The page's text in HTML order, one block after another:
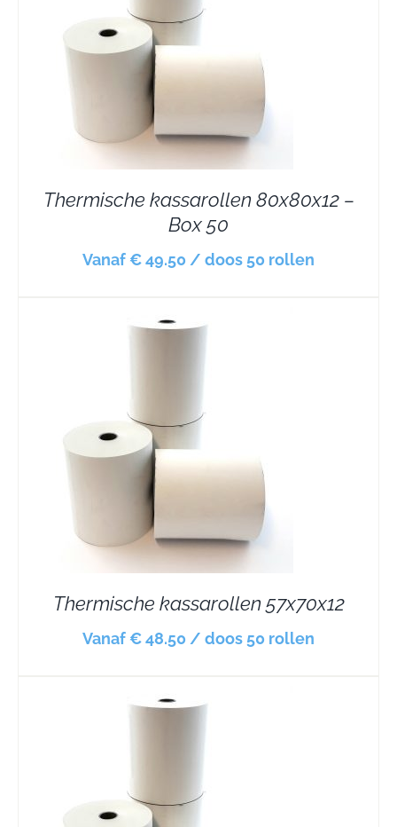
Thermische kassarollen 80x80x12 –
Box 50
Vanaf € 49.50 / doos 50 rollen
Thermische kassarollen 57x70x12
Vanaf € 48.50 / doos 50 rollen